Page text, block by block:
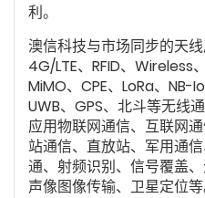
利。
澳信科技与市场同步的天
4G/LTE、RFID、Wireless
MiMO、CPE、LoRa、NB-
UWB、GPS、北斗等无线
应用物联网通信、互联网
站通信、直放站、军用通
通、射频识别、信号覆盖
声像图像传输、卫星定位等